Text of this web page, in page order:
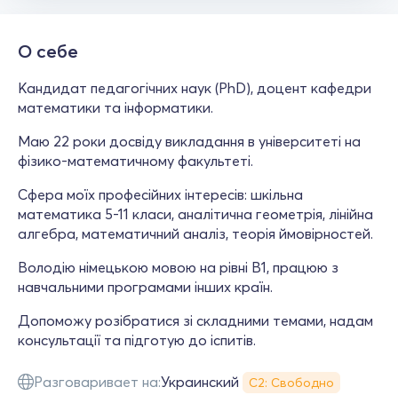
О себе
Кандидат педагогічних наук (PhD), доцент кафедри
математики та інформатики.
Маю 22 роки досвіду викладання в університеті на
фізико-математичному факультеті.
Сфера моїх професійних інтересів: шкільна
математика 5-11 класи, аналітична геометрія, лінійна
алгебра, математичний аналіз, теорія ймовірностей.
Володію німецькою мовою на рівні B1, працюю з
навчальними програмами інших країн.
Допоможу розібратися зі складними темами, надам
консультації та підготую до іспитів.
Разговаривает на:Украинский С2: Свободно